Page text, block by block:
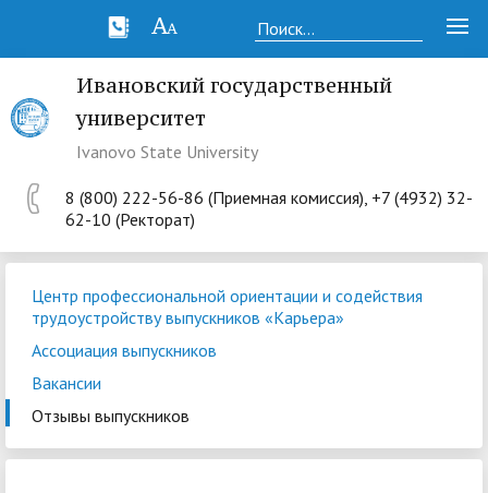
Ивановский государственный
университет
Ivanovo State University
8 (800) 222-56-86 (Приемная комиссия), +7 (4932) 32-
62-10 (Ректорат)
Центр профессиональной ориентации и содействия
трудоустройству выпускников «Карьера»
Ассоциация выпускников
Вакансии
Отзывы выпускников